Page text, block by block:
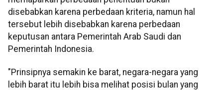
disebabkan karena perbedaan kriteria, namun hal
tersebut lebih disebabkan karena perbedaan
keputusan antara Pemerintah Arab Saudi dan
Pemerintah Indonesia.
"Prinsipnya semakin ke barat, negara-negara yang
lebih barat itu lebih bisa melihat posisi bulan yang